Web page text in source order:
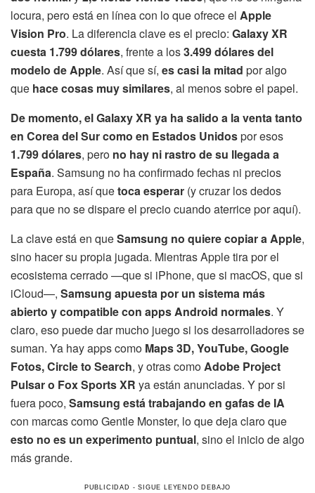
locura, pero está en línea con lo que ofrece el Apple
Vision Pro. La diferencia clave es el precio: Galaxy XR
cuesta 1.799 dólares, frente a los3.499 dólares del
modelo de Apple. Así que sí, es casi la mitad por algo
que hace cosas muy similares, al menos sobre el papel.
De momento, el Galaxy XR ya ha salido a la venta tanto
en Corea del Sur como en Estados Unidospor esos
1.799 dólares, pero no hay ni rastro de su llegada a
España. Samsung no ha confirmado fechas ni precios
para Europa, así quetoca esperar (y cruzar los dedos
para que no se dispare el precio cuando aterrice por aquí).
La clave está en queSamsung no quiere copiar a Apple,
sino hacer su propia jugada. Mientras Apple tira por el
ecosistema cerrado —que si iPhone, que si macOS, que si
iCloud—, Samsung apuesta por un sistema más
abierto y compatible con apps Android normales. Y
claro, eso puede dar mucho juego si los desarrolladores se
suman. Ya hay apps como Maps 3D, YouTube, Google
Fotos, Circle to Search, y otras como Adobe Project
Pulsar o Fox Sports XR ya están anunciadas. Y por si
fuera poco, Samsung está trabajando en gafas de IA
con marcas como Gentle Monster, lo que deja claro que
esto no es un experimento puntual, sino el inicio de algo
más grande.